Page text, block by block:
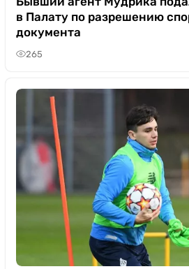
в Палату по разрешению
документа
265